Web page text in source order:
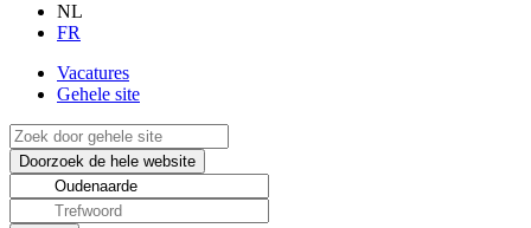
NL
FR
Vacatures
Gehele site